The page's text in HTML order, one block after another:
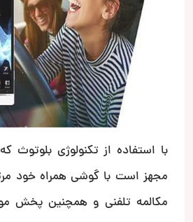
با استفاده از تکنولوژی بلوتوث
مجهز است با گوشی همراه خود
مکالمه تلفنی و همچنین پخش